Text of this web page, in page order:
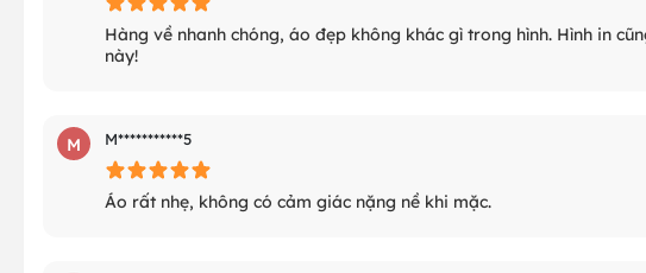
Hàng về nhanh chóng, áo đẹp không khác gì trong hình. Hình in
này!
M M***********5
Áo rất nhẹ, không có cảm giác nặng nề khi mặc.